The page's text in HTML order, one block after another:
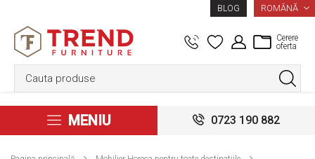
BLOG LIMBA
ROMÂNĂ
Cerere
oferta
MENIU 0723 190 882